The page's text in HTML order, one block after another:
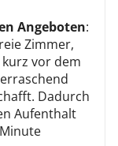
Angeboten:
Zimmer,
vor dem
Dadurch
Aufenthalt